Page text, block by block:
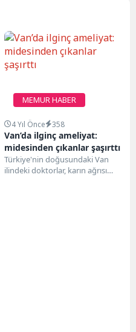
MEMUR HABER
4 Yıl Önce 358
Van’da ilginç ameliyat:
midesinden çıkanlar şaşırttı
Türkiye'nin doğusundaki Van
ilindeki doktorlar, karın ağrısı